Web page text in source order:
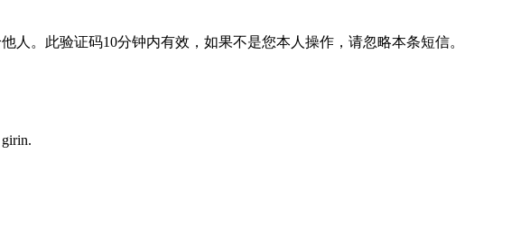
人。此验证码10分钟内有效，如果不是您本人操作，请忽略本条短信。